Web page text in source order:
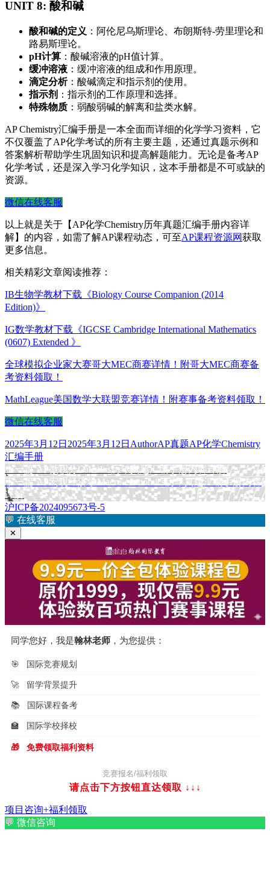
UNIT 8: 酸和碱
酸和碱的定义 ‌：阿伦尼乌斯理论、布朗斯特-劳里理论和
路易斯理论。
pH计算 ‌：酸碱溶液的pH值计算。
缓冲溶液 ‌：缓冲溶液的组成和作用原理。
滴定分析‌：酸碱滴定和指示剂的使用。
指示剂 ‌：指示剂的工作原理和选择。
特殊物质 ‌：弱酸弱碱的解离和盐类水解。
AP Chemistry汇编手册是一本全面而详细的化学学习资料，它
不仅覆盖了AP化学考试的所有主要主题，还通过真题示例和
答案解析帮助学生巩固知识和提高解题能力。无论是备考AP
化学考试，还是深入学习化学知识，这本手册都是不可或缺的
资源。
微信在线客服
以上就是关于【AP化学Chemistry历年真题汇编手册内容详
解】的内容，如需了解AP课程动态，可至AP课程资源网获取
更多信息。
相关精彩文章阅读推荐：
IB生物学教材下载《Biology Course Companion (2014
Edition)》
IG数学教材下载《IGCSE Cambridge International Mathematics
(0607) Extended 》
全球模拟企业家大赛哥大MEC商赛详情！附哥大MEC商赛备
考资料领取！
MathLeague美国数学大联盟竞赛详情！附赛事备考资料领取！
微信在线客服
发
布
于
2025年3月12日 2025年3月12日 作
Author分
AP真题标
AP化学Chemistry
汇编手册
文
章
导
航
上一篇上
篇
文
章：
AP微积分Calculus历年真题汇编手册内容详解
下一篇下
篇
文
章：
AP宏观经济学Macro-economics历年真题汇编手册内容
详解
沪ICP备2024095673号-5
💬 在线客服
✕
同学您好，我是翰林老师 ，为您提供：
🎯 国际竞赛规划
🚀 留学背景提升
📚 国际课程备考
🏫 国际学校择校
🎁 免费领取福利资料
竞赛报名/福利领取
请点击下方按钮直达领取 ↓↓↓
项目咨询+福利领取
💬 微信咨询